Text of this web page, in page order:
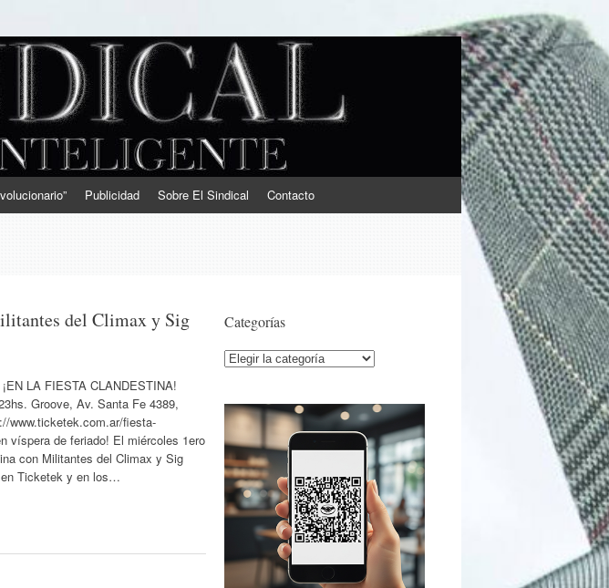
Publicidad Sobre El Sindical Contacto
del Climax y Sig
LA FIESTA CLANDESTINA!
Groove, Av. Santa Fe 4389,
www.ticketek.com.ar/fiesta-
víspera de feriado! El miércoles 1ero
con Militantes del Climax y Sig
en Ticketek y en los…
Categorías
Categorías